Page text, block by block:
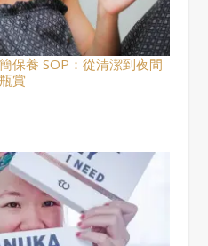
保養 SOP：從清潔到夜間
賞